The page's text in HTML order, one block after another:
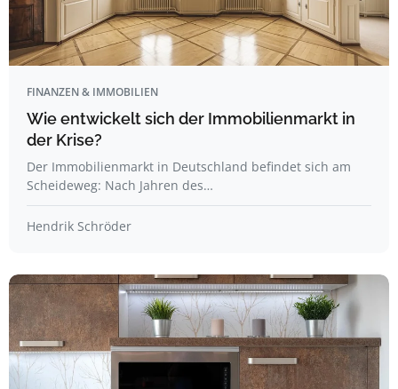
FINANZEN & IMMOBILIEN
Wie entwickelt sich der Immobilienmarkt in
der Krise?
Der Immobilienmarkt in Deutschland befindet sich am
Scheideweg: Nach Jahren des…
Hendrik Schröder